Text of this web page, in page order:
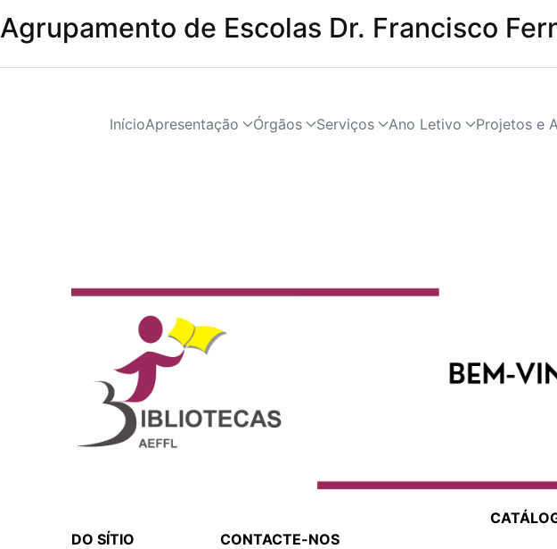
Agrupamento de Escolas Dr. Francisco
InícioApresentação Órgãos Serviços Ano Letivo Projetos e
DO SÍTIO
CONTACTE-NOS